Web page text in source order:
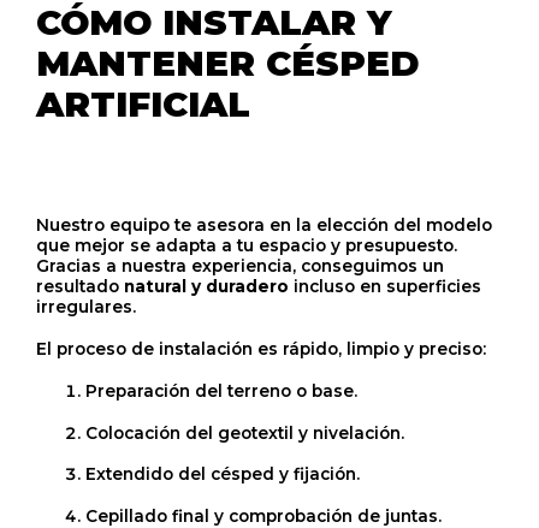
CÓMO INSTALAR Y
MANTENER CÉSPED
ARTIFICIAL
Nuestro equipo te asesora en la elección del modelo
que mejor se adapta a tu espacio y presupuesto.
Gracias a nuestra experiencia, conseguimos un
resultado natural y duradero incluso en superficies
irregulares.
El proceso de instalación es rápido, limpio y preciso:
Preparación del terreno o base.
Colocación del geotextil y nivelación.
Extendido del césped y fijación.
Cepillado final y comprobación de juntas.